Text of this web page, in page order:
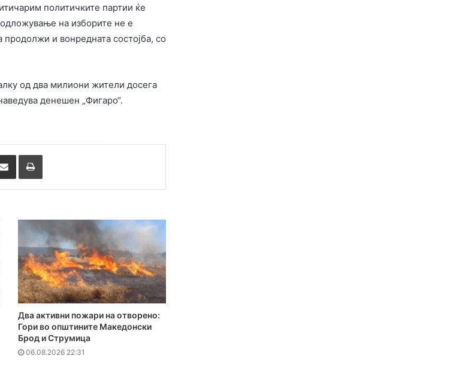
политичките партии ќе
на изборите не е
и вонредната состојба, со
од два милиони жители досега
денешен „Фигаро“.
Сподели преку Е-маил Испринтај
Два активни пожари на отворено:
Гори во општините Македонски
Брод и Струмица
06.08.2026 22:31